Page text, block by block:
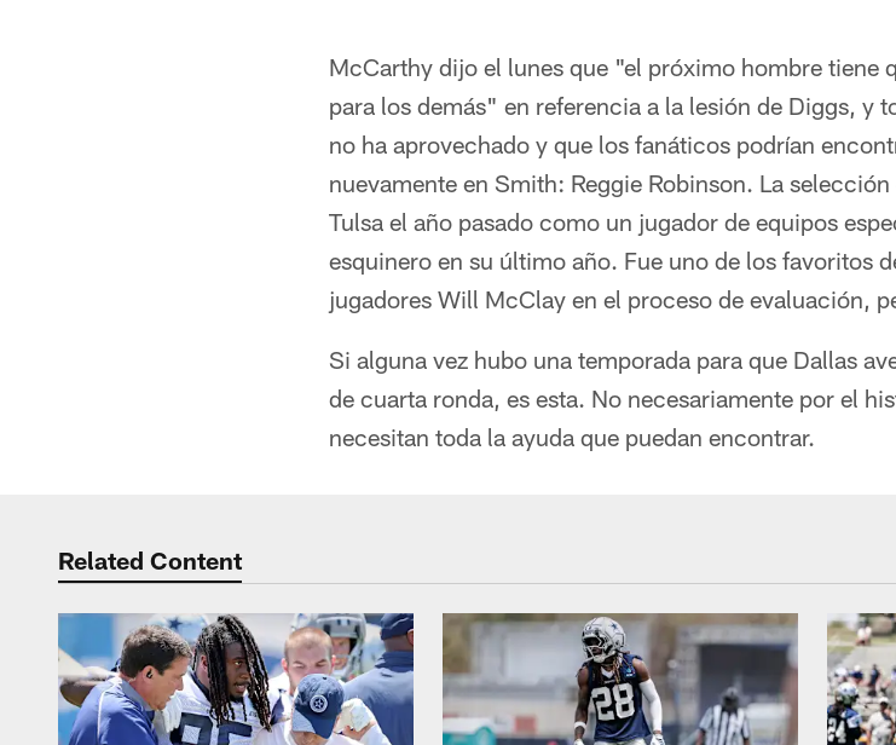
McCarthy dijo el lunes que "el próximo hombre tiene
para los demás" en referencia a la lesión de Diggs, y
no ha aprovechado y que los fanáticos podrían
nuevamente en Smith: Reggie Robinson. La
Tulsa el año pasado como un jugador de equipos
esquinero en su último año. Fue uno de los favoritos
jugadores Will McClay en el proceso de evaluación,
Si alguna vez hubo una temporada para que Dallas
de cuarta ronda, es esta. No necesariamente por el
necesitan toda la ayuda que puedan encontrar.
Related Content